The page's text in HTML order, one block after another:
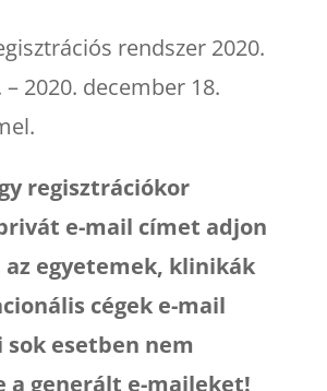
rendszer 2020.
2020. december 18.
regisztrációkor
e-mail címet adjon
egyetemek, klinikák
cégek e-mail
sok esetben nem
a generált e-maileket!